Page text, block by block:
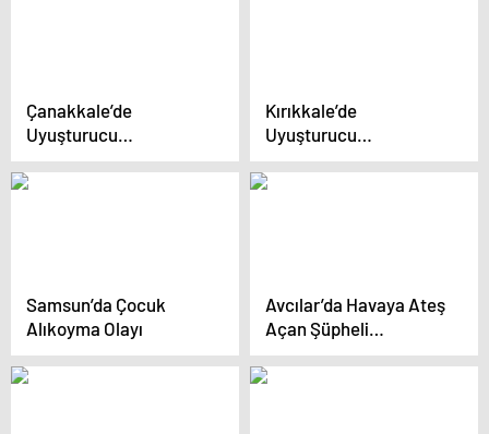
Çanakkale’de
Uyuşturucu
Operasyonu: 1
Tutuklama
Kırıkkale’de
Uyuşturucu
Operasyonu: 3
Tutuklama
Samsun’da Çocuk
Alıkoyma Olayı
Avcılar’da Havaya Ateş
Açan Şüpheli
Yakalandı